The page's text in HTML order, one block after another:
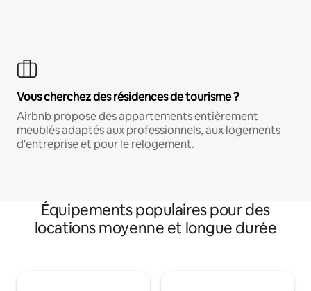
Vous cherchez des résidences de tourisme ?
Airbnb propose des appartements entièrement
meublés adaptés aux professionnels, aux logements
d'entreprise et pour le relogement.
Équipements populaires pour des
locations moyenne et longue durée